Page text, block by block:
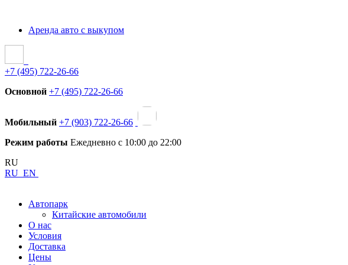
Аренда авто с выкупом
+7 (495) 722-26-66
Основной +7 (495) 722-26-66
Мобильный +7 (903) 722-26-66
Режим работы Ежедневно с 10:00 до 22:00
RU
RU EN
Автопарк
Китайские автомобили
О нас
Условия
Доставка
Цены